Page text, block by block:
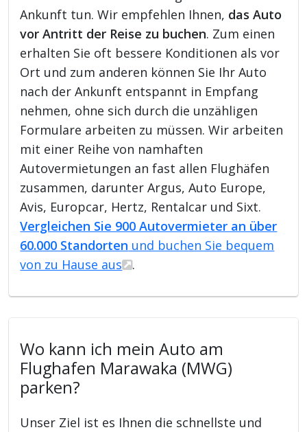
Ankunft tun. Wir empfehlen Ihnen, das Auto
vor Antritt der Reise zu buchen. Zum einen
erhalten Sie oft bessere Konditionen als vor
Ort und zum anderen können Sie Ihr Auto
nach der Ankunft entspannt in Empfang
nehmen, ohne sich durch die unzähligen
Formulare arbeiten zu müssen. Wir arbeiten
mit einer Reihe von namhaften
Autovermietungen an fast allen Flughäfen
zusammen, darunter Argus, Auto Europe,
Avis, Europcar, Hertz, Rentalcar und Sixt.
Vergleichen Sie 900 Autovermieter an über
60.000 Standorten und buchen Sie bequem
von zu Hause aus
.
Wo kann ich mein Auto am
Flughafen Marawaka (MWG)
parken?
Unser Ziel ist es Ihnen die schnellste und